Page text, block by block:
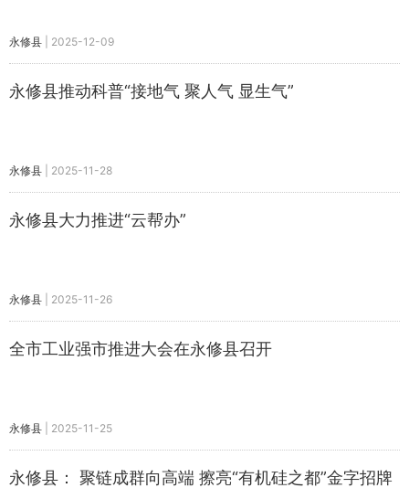
永修县 2025-12-09
永修县推动科普“接地气 聚人气 显生气”
永修县 2025-11-28
永修县大力推进“云帮办”
永修县 2025-11-26
全市工业强市推进大会在永修县召开
永修县 2025-11-25
永修县： 聚链成群向高端 擦亮“有机硅之都”金字招牌